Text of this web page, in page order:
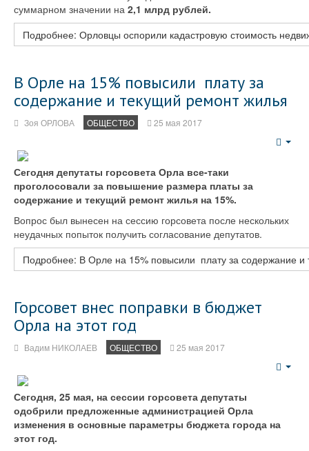
суммарном значении на 2,1 млрд рублей.
Подробнее: Орловцы оспорили кадастровую стоимость
В Орле на 15% повысили плату за
содержание и текущий ремонт жилья
Зоя ОРЛОВА ОБЩЕСТВО 25 мая 2017
Сегодня депутаты горсовета Орла все-таки
проголосовали за повышение размера платы за
содержание и текущий ремонт жилья на 15%.
Вопрос был вынесен на сессию горсовета после нескольких
неудачных попыток получить согласование депутатов.
Подробнее: В Орле на 15% повысили плату за содержание и
Горсовет внес поправки в бюджет
Орла на этот год
Вадим НИКОЛАЕВ ОБЩЕСТВО 25 мая 2017
Сегодня, 25 мая, на сессии горсовета депутаты
одобрили предложенные администрацией Орла
изменения в основные параметры бюджета города на
этот год.